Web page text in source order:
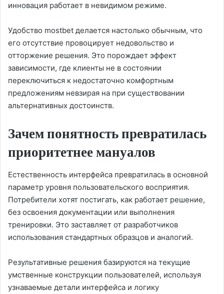
инновация работает в невидимом режиме.
Удобство mostbet делается настолько обычным, что
его отсутствие провоцирует недовольство и
отторжение решения. Это порождает эффект
зависимости, где клиенты не в состоянии
переключиться к недостаточно комфортным
предложениям невзирая на при существовании
альтернативных достоинств.
Зачем понятность превратилась
приоритетнее мануалов
Естественность интерфейса превратилась в основной
параметр уровня пользовательского восприятия.
Потребители хотят постигать, как работает решение,
без освоения документации или выполнения
тренировки. Это заставляет от разработчиков
использования стандартных образцов и аналогий.
Результативные решения базируются на текущие
умственные конструкции пользователей, используя
узнаваемые детали интерфейса и логику